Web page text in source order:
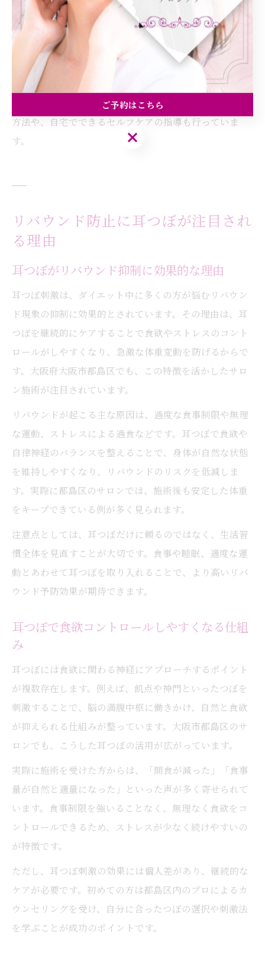
原因に合わせた耳つぼポイントの提案が受けられる点も
強みです。
「年齢とともに肌のハリが気になる」「日々の疲れが肌
に出やすい」といった悩みにも、耳つぼ×栄養のアプロ
ーチは有効です。サロンでは、無理なく続けられるケア
方法や、自宅でできるセルフケアの指導も行っていま
す。
リバウンド防止に耳つぼが注目され
る理由
耳つぼがリバウンド抑制に効果的な理由
耳つぼ刺激は、ダイエット中に多くの方が悩むリバウン
ド現象の抑制に効果的とされています。その理由は、耳
つぼを継続的にケアすることで食欲やストレスのコント
ロールがしやすくなり、急激な体重変動を防げるからで
す。大阪府大阪市都島区でも、この特徴を活かしたサロ
ン施術が注目されています。
リバウンドが起こる主な原因は、過度な食事制限や無理
な運動、ストレスによる過食などです。耳つぼで食欲や
自律神経のバランスを整えることで、身体が自然な状態
を維持しやすくなり、リバウンドのリスクを低減しま
す。実際に都島区のサロンでは、施術後も安定した体重
をキープできている例が多く見られます。
注意点としては、耳つぼだけに頼るのではなく、生活習
慣全体を見直すことが大切です。食事や睡眠、適度な運
動とあわせて耳つぼを取り入れることで、より高いリバ
ウンド予防効果が期待できます。
耳つぼで食欲コントロールしやすくなる仕組
み
耳つぼには食欲に関わる神経にアプローチするポイント
が複数存在します。例えば、飢点や神門といったつぼを
刺激することで、脳の満腹中枢に働きかけ、自然と食欲
が抑えられる仕組みが整っています。大阪市都島区のサ
ロンでも、こうした耳つぼの活用が広がっています。
実際に施術を受けた方からは、「間食が減った」「食事
量が自然と適量になった」といった声が多く寄せられて
います。食事制限を強いることなく、無理なく食欲をコ
ントロールできるため、ストレスが少なく続けやすいの
が特徴です。
ただし、耳つぼ刺激の効果には個人差があり、継続的な
ケアが必要です。初めての方は都島区内のプロによるカ
ウンセリングを受け、自分に合ったつぼの選択や刺激法
を学ぶことが成功のポイントです。
ご予約はこちら
ご予約はこちら